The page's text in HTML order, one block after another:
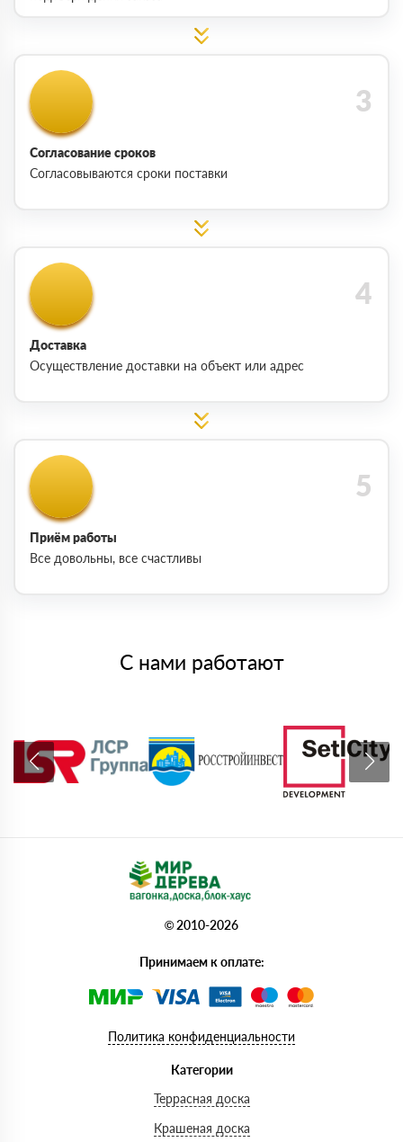
Согласование сроков
Согласовываются сроки поставки
Доставка
Осуществление доставки на объект или адрес
Приём работы
Все довольны, все счастливы
С нами работают
© 2010-2026
Принимаем к оплате:
Политика конфиденциальности
Категории
Террасная доска
Крашеная доска